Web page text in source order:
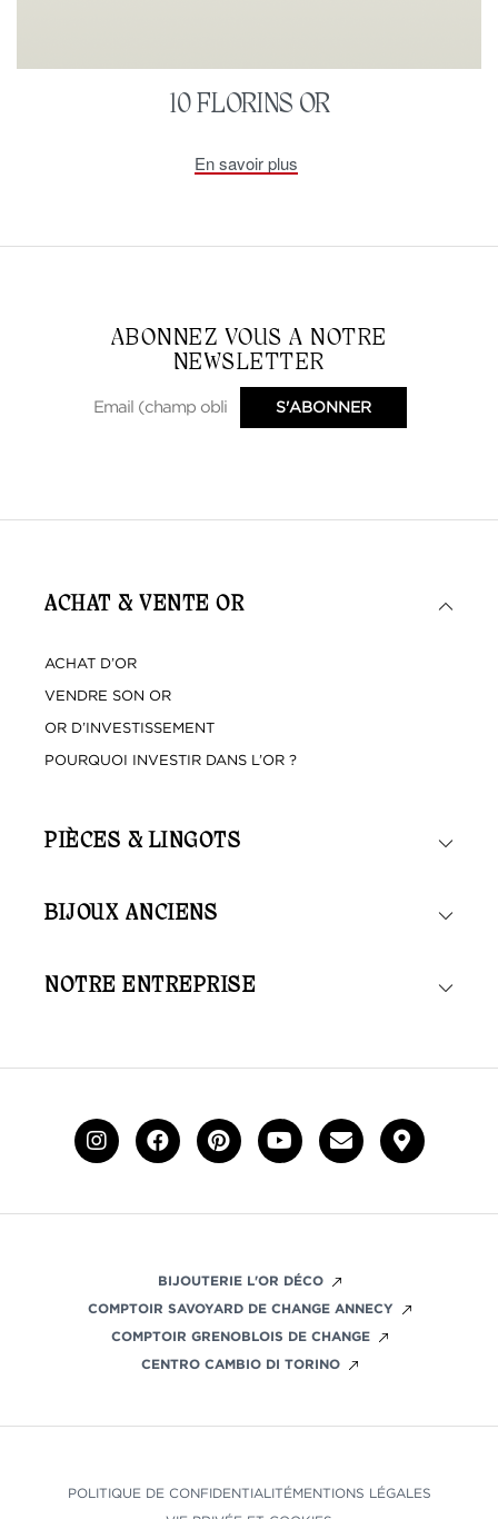
10 FLORINS OR
En savoir plus
ABONNEZ VOUS A NOTRE
NEWSLETTER
ACHAT & VENTE OR
ACHAT D’OR
VENDRE SON OR
OR D’INVESTISSEMENT
POURQUOI INVESTIR DANS L’OR ?
PIÈCES & LINGOTS
BIJOUX ANCIENS
NOTRE ENTREPRISE
BIJOUTERIE L'OR DÉCO
COMPTOIR SAVOYARD DE CHANGE ANNECY
COMPTOIR GRENOBLOIS DE CHANGE
CENTRO CAMBIO DI TORINO
POLITIQUE DE CONFIDENTIALITÉMENTIONS LÉGALES